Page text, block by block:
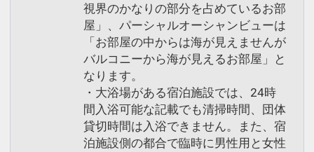
視界のかなりの部分を占めているお部
屋」、パーシャルオーシャンビューは
「お部屋の中からは海が見えませんが
バルコニーから海が見えるお部屋」と
なります。
・大浴場がある宿泊施設では、24時
間入浴可能な記載でも清掃時間、団体
貸切時間は入浴できません。また、宿
泊施設側の都合で臨時に男性用と女性